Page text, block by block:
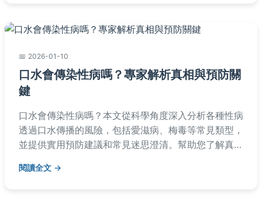
2026-01-10
口水會傳染性病嗎？專家解析真相與預防關
鍵
口水會傳染性病嗎？本文從科學角度深入分析各種性病
透過口水傳播的風險，包括愛滋病、梅毒等常見類型，
並提供實用預防建議和常見迷思澄清。幫助您了解真
閱讀全文